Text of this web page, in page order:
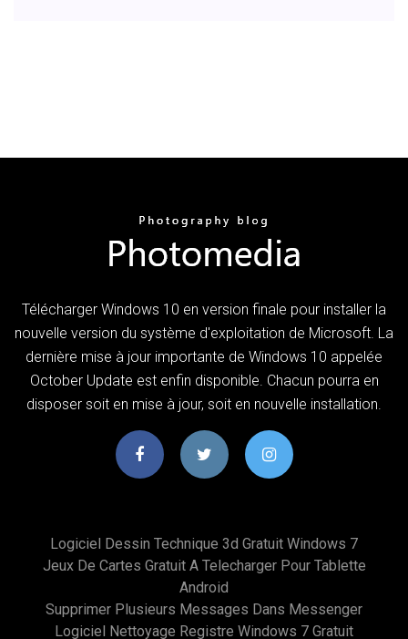
Télécharger Windows 10 en version finale pour installer la
nouvelle version du système d'exploitation de Microsoft. La
dernière mise à jour importante de Windows 10 appelée
October Update est enfin disponible. Chacun pourra en
disposer soit en mise à jour, soit en nouvelle installation.
Logiciel Dessin Technique 3d Gratuit Windows 7
Jeux De Cartes Gratuit A Telecharger Pour Tablette
Android
Supprimer Plusieurs Messages Dans Messenger
Logiciel Nettoyage Registre Windows 7 Gratuit